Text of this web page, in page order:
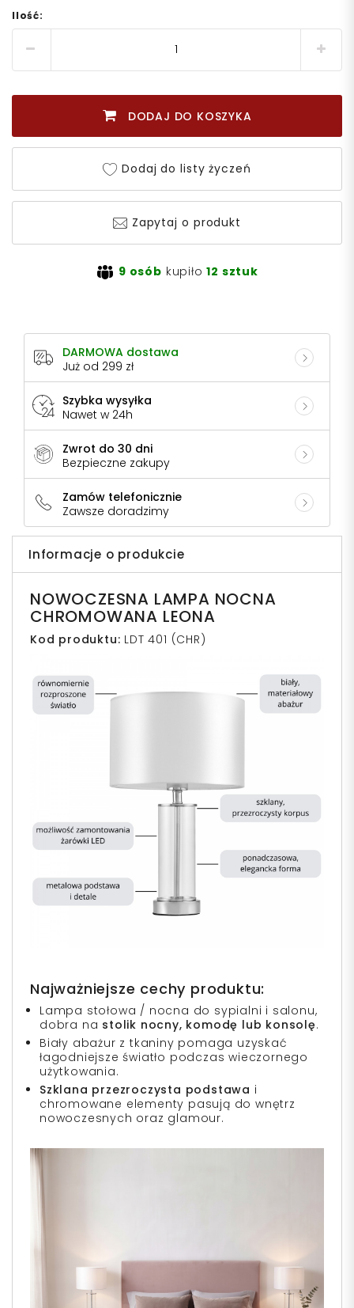
Ilość:
DODAJ DO KOSZYKA
Dodaj do listy życzeń
Zapytaj o produkt
9 osób kupiło12 sztuk
DARMOWA dostawa
Już od 299 zł
Szybka wysyłka
Nawet w 24h
Zwrot do 30 dni
Bezpieczne zakupy
Zamów telefonicznie
Zawsze doradzimy
Informacje o produkcie
NOWOCZESNA LAMPA NOCNA
CHROMOWANA LEONA
Kod produktu: LDT 401 (CHR)
Najważniejsze cechy produktu:
Lampa stołowa / nocna do sypialni i salonu,
dobra na stolik nocny, komodę lub konsolę.
Biały abażur z tkaniny pomaga uzyskać
łagodniejsze światło podczas wieczornego
użytkowania.
Szklana przezroczysta podstawa i
chromowane elementy pasują do wnętrz
nowoczesnych oraz glamour.